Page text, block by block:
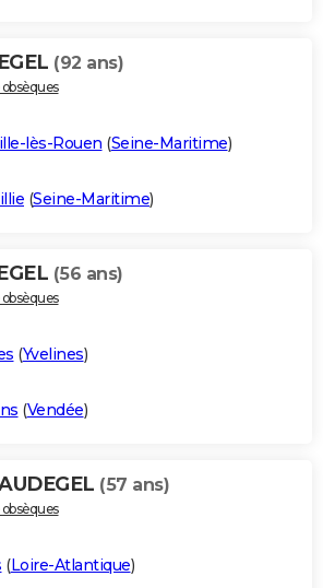
(92 ans)
lès-Rouen (Seine-Maritime)
(Seine-Maritime)
(56 ans)
(Yvelines)
(Vendée)
(57 ans)
(Loire-Atlantique)